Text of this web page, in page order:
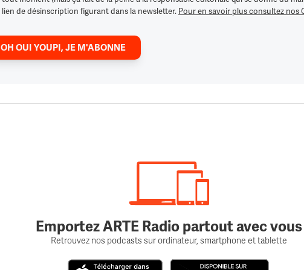
lien de désinscription figurant dans la newsletter. Pour en savoir plus consultez nos
OH OUI YOUPI, JE M'ABONNE
Emportez ARTE Radio partout avec vous
Retrouvez nos podcasts sur ordinateur, smartphone et tablette